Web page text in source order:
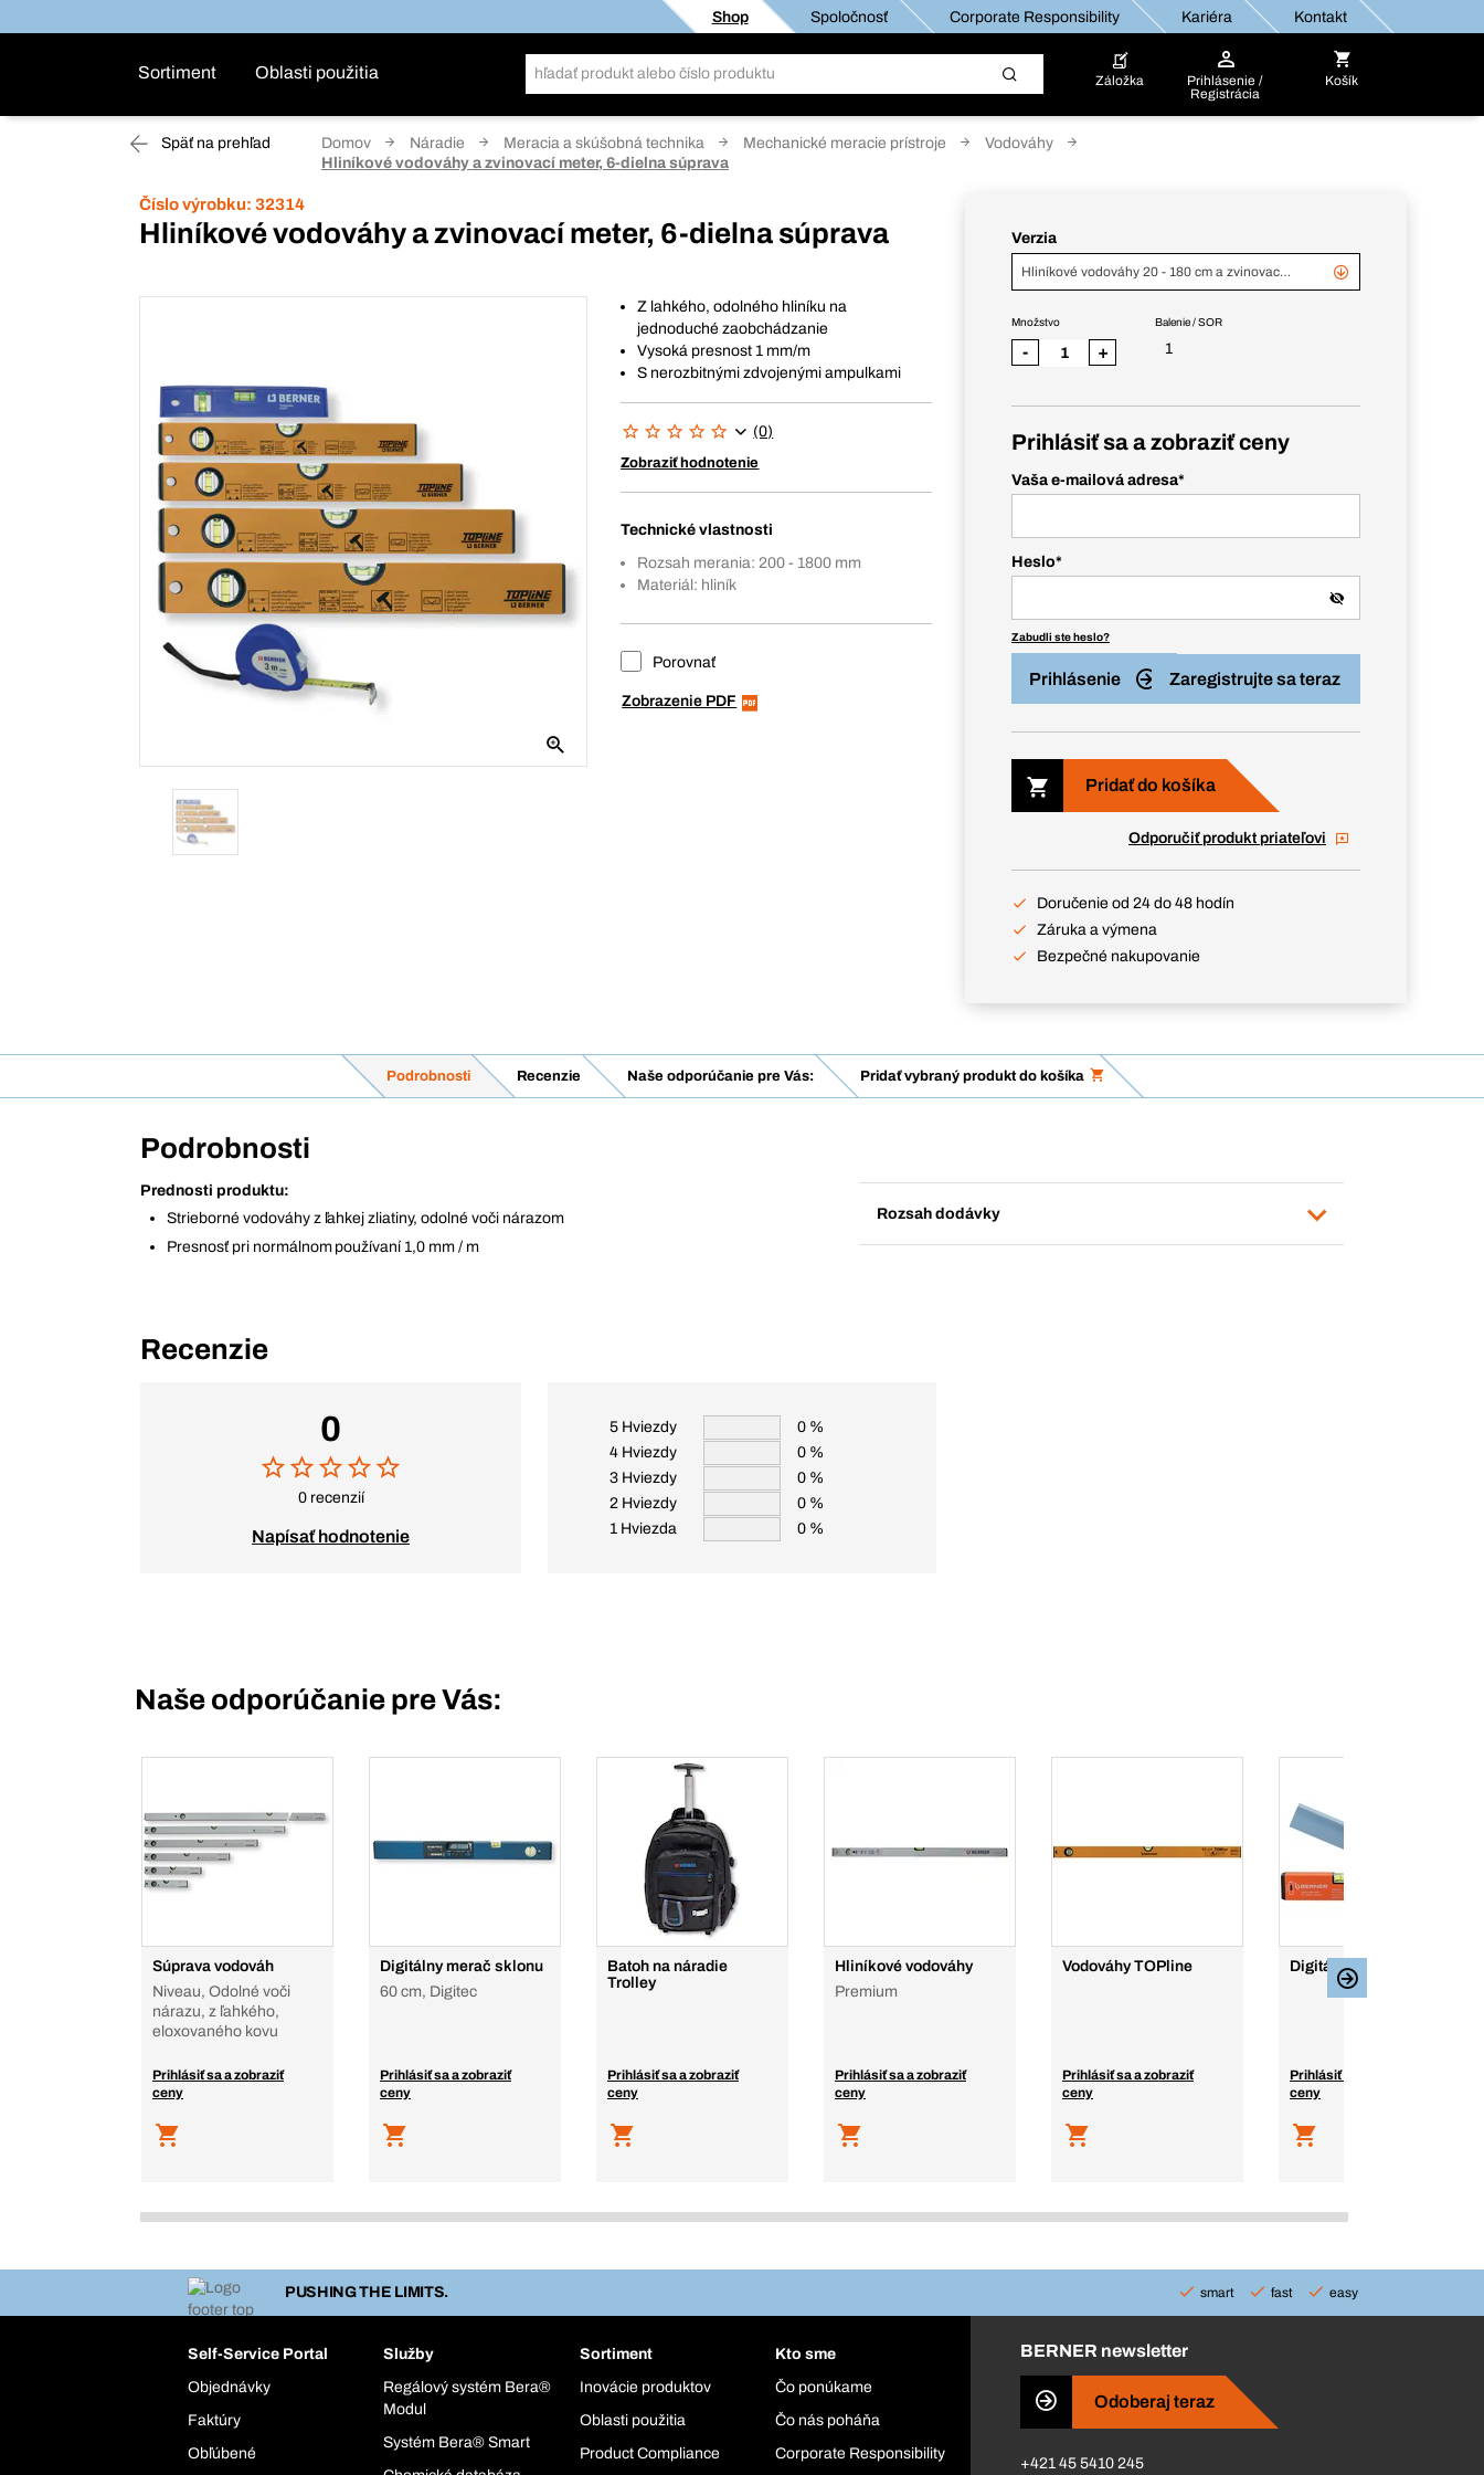
Shop Spoločnosť Corporate Responsibility Kariéra Kontakt
Sortiment Oblasti použitia Záložka
Prihlásenie /
Registrácia
Košík
Späť na prehľad Domov Náradie Meracia a skúšobná technika Mechanické meracie prístroje
Vodováhy
Hliníkové vodováhy a zvinovací meter, 6-dielna súprava
Číslo výrobku: 32314
Hliníkové vodováhy a zvinovací meter, 6-dielna súprava
Z lahkého, odolného hliníku na
jednoduché zaobchádzanie
Vysoká presnost 1 mm/m
S nerozbitnými zdvojenými ampulkami
(0)
Zobraziť hodnotenie
Technické vlastnosti
Rozsah merania: 200 - 1800 mm
Materiál: hliník
Porovnať
Zobrazenie PDF
Verzia
Hliníkové vodováhy 20 - 180 cm a zvinovací meter, 6-d. súprava
Balenie / SOR
1
Množstvo
- +
Prihlásiť sa a zobraziť ceny
Vaša e-mailová adresa*
Heslo*
Zabudli ste heslo?
Prihlásenie Zaregistrujte sa teraz
Pridať do košíka
Odporučiť produkt priateľovi
Doručenie od 24 do 48 hodín
Záruka a výmena
Bezpečné nakupovanie
Podrobnosti Recenzie Naše odporúčanie pre Vás: Pridať vybraný produkt do košíka
Podrobnosti
Prednosti produktu:
Strieborné vodováhy z ľahkej zliatiny, odolné voči nárazom
Presnosť pri normálnom používaní 1,0 mm / m
Rozsah dodávky
Recenzie
0
0 recenzií
Napísať hodnotenie
5 Hviezdy
0 %
4 Hviezdy
0 %
3 Hviezdy
0 %
2 Hviezdy
0 %
1 Hviezda
0 %
Naše odporúčanie pre Vás:
Súprava vodováh
Niveau, Odolné voči
nárazu, z ľahkého,
eloxovaného kovu
Prihlásiť sa a zobraziť
ceny
Digitálny merač sklonu
60 cm, Digitec
Prihlásiť sa a zobraziť
ceny
Batoh na náradie
Trolley
Prihlásiť sa a zobraziť
ceny
Hliníkové vodováhy
Premium
Prihlásiť sa a zobraziť
ceny
Vodováhy TOPline
Prihlásiť sa a zobraziť
ceny
Digitálne uhlomery
Prihlásiť sa a zobraziť
ceny
PUSHING THE LIMITS. smart fast easy
Self-Service Portal
Objednávky
Faktúry
Obľúbené
Služby
Regálový systém Bera®
Modul
Systém Bera® Smart
Sortiment
Inovácie produktov
Oblasti použitia
Product Compliance
Kto sme
Čo ponúkame
Čo nás poháňa
Corporate Responsibility
BERNER newsletter
Odoberaj teraz
+421 45 5410 245